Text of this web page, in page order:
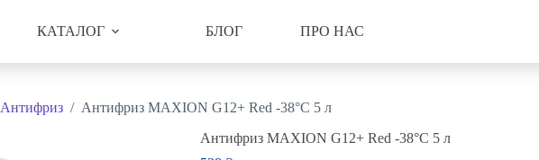
КАТАЛОГ БЛОГ ПРО НАС
Антифриз / Антифриз MAXION G12+ Red -38°C 5 л
Антифриз MAXION G12+ Red -38°C 5 л